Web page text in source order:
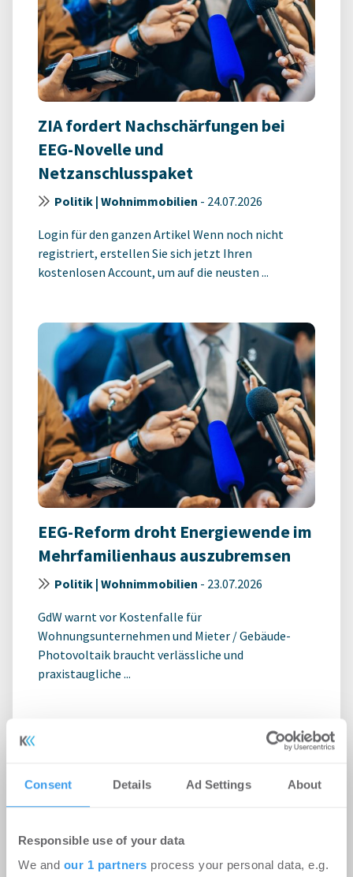
Consent Details Ad Settings About
Responsible use of your data
We and our 1 partners process your personal data, e.g.
ZIA fordert Nachschärfungen bei
EEG-Novelle und
Netzanschlusspaket
Politik | Wohnimmobilien - 24.07.2026
Login für den ganzen Artikel Wenn noch nicht
registriert, erstellen Sie sich jetzt Ihren
kostenlosen Account, um auf die neusten ...
EEG-Reform droht Energiewende im
Mehrfamilienhaus auszubremsen
Politik | Wohnimmobilien - 23.07.2026
GdW warnt vor Kostenfalle für
Wohnungsunternehmen und Mieter / Gebäude-
Photovoltaik braucht verlässliche und
praxistaugliche ...